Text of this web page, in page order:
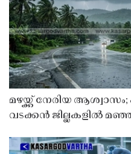
മഴയ്ക്ക് നേരിയ
വടക്കൻ ജില്ലകളിൽ